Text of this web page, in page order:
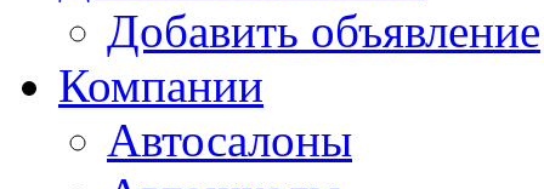
Добавить объявление
Компании
Автосалоны